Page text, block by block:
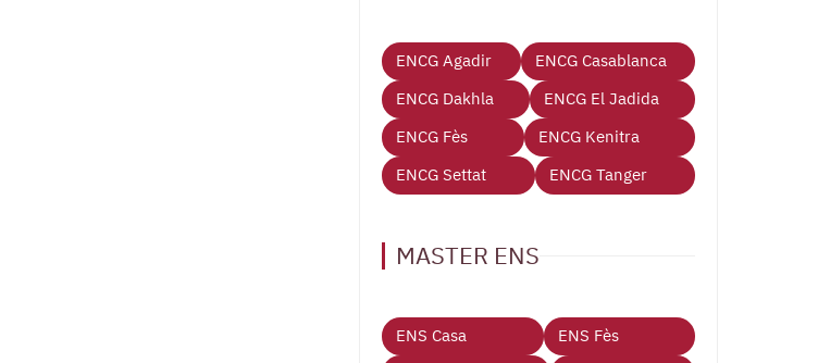
ENCG Agadir
ENCG Casablanca
ENCG Dakhla
ENCG El Jadida
ENCG Fès
ENCG Kenitra
ENCG Settat
ENCG Tanger
MASTER ENS
ENS Casa
ENS Fès